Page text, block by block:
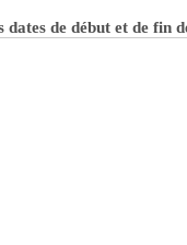
dates de début et de fin